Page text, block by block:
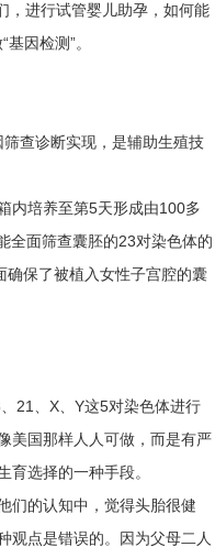
，进行试管婴儿助孕，如何能
因检测”。
查诊断实现，是辅助生殖技
培养至第5天形成由100多
全面筛查囊胚的23对染色体的
确保了被植入女性子宫腔的囊
21、X、Y这5对染色体进行
美国那样人人可做，而是有严
选择的一种手段。
的认知中，觉得头胎很健
观点是错误的。因为父母二人